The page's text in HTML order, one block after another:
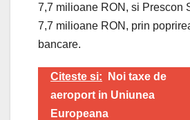
7,7 milioane RON, si Prescon
7,7 milioane RON, prin
bancare.
Citeste si:
Noi taxe de
aeroport in Uniunea
Europeana